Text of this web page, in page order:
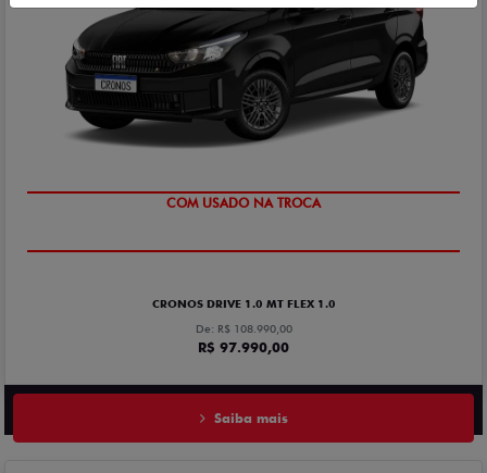
COM USADO NA TROCA
CRONOS DRIVE 1.0 MT FLEX 1.0
De: R$ 108.990,00
R$ 97.990,00
Saiba mais